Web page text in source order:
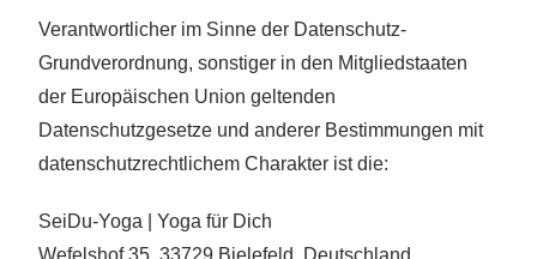
Verantwortlicher im Sinne der Datenschutz-
Grundverordnung, sonstiger in den Mitgliedstaaten
der Europäischen Union geltenden
Datenschutzgesetze und anderer Bestimmungen mit
datenschutzrechtlichem Charakter ist die:
SeiDu-Yoga | Yoga für Dich
Wefelshof 35, 33729 Bielefeld, Deutschland